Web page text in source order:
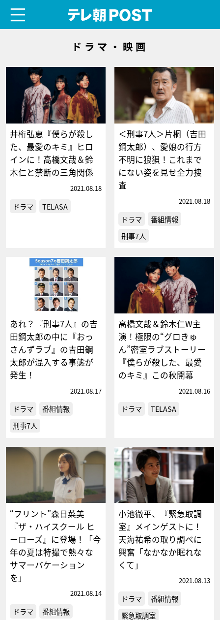
ドラマ・映画
井桁弘恵『僕らが殺し
た、最愛のキミ』ヒロ
インに！高橋文哉＆鈴
木仁と禁断の三角関係
2021.08.18
ドラマ TELASA
＜刑事7人＞片桐（吉田
鋼太郎）、愛娘の行方
不明に狼狽！これまで
にない姿を見せ全力捜
査
2021.08.18
ドラマ
番組情報
刑事7人
あれ？『刑事7人』の吉
田鋼太郎の中に『おっ
さんずラブ』の吉田鋼
太郎が混入する事態が
発生！
2021.08.17
ドラマ
番組情報
刑事7人
高橋文哉＆鈴木仁W主
演！極限の“グロきゅ
ん”密室ラブストーリー
『僕らが殺した、最愛
のキミ』この秋開幕
2021.08.16
ドラマ TELASA
“フリント”森日菜美
『ザ・ハイスクール ヒ
ーローズ』に登場！「今
年の夏は特撮で熱々な
サマーバケーション
を」
2021.08.14
ドラマ 番組情報
小池徹平、『緊急取調
室』メインゲストに！
天海祐希の取り調べに
興奮「なかなか眠れな
くて」
2021.08.13
ドラマ
番組情報
緊急取調室